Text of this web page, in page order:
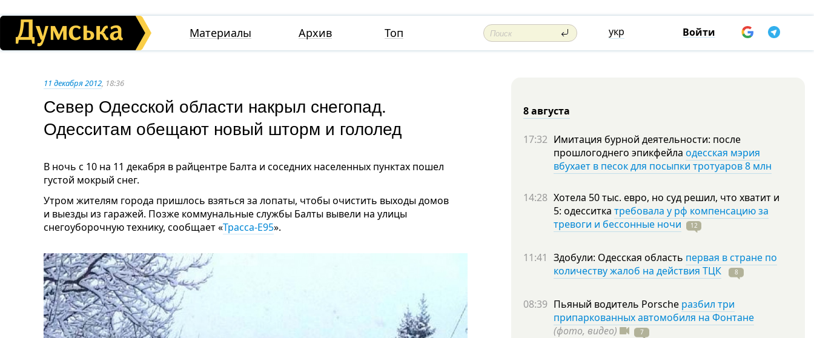
Материалы Архив Топ укр Войти
11 декабря 2012, 18:36
Север Одесской области накрыл снегопад.
Одесситам обещают новый шторм и гололед
В ночь с 10 на 11 декабря в райцентре Балта и соседних населенных пунктах пошел
густой мокрый снег.
Утром жителям города пришлось взяться за лопаты, чтобы очистить выходы домов
и выезды из гаражей. Позже коммунальные службы Балты вывели на улицы
снегоуборочную технику, сообщает «Трасса-Е95».
8 августа
17:32 Имитация бурной деятельности: после
прошлогоднего эпикфейла одесская мэрия
вбухает в песок для посыпки тротуаров 8 млн
14:28 Хотела 50 тыс. евро, но суд решил, что хватит и
5: одесситка требовала у рф компенсацию за
тревоги и бессонные ночи
12
11:41 Здобули: Одесская область первая в стране по
количеству жалоб на действия ТЦК
8
08:39 Пьяный водитель Porsche разбил три
припаркованных автомобиля на Фонтане
(фото, видео)
7